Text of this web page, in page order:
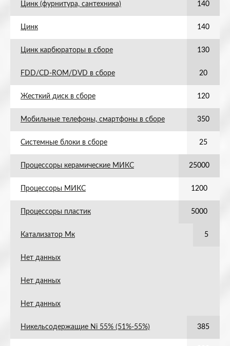
Цинк (фурнитура, сантехника) 140
Цинк 140
Цинк карбюраторы в сборе 130
FDD/CD-ROM/DVD в сборе 20
Жесткий диск в сборе 120
Мобильные телефоны, смартфоны в сборе 350
Системные блоки в сборе 25
Процессоры керамические МИКС 25000
Процессоры МИКС 1200
Процессоры пластик 5000
Катализатор Мк 5
Нет данных
Нет данных
Нет данных
Никельсодержащие Ni 55% (51%-55%) 385